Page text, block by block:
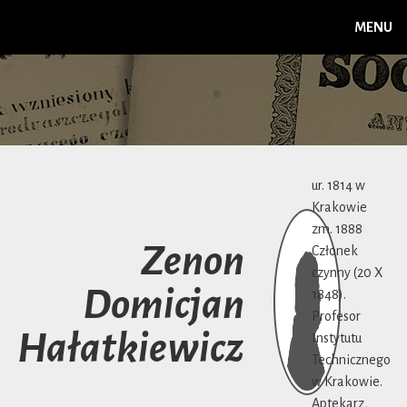
MENU
Zenon
Domicjan
Hałatkiewicz
ur. 1814 w
Krakowie
zm. 1888
Członek
czynny (20 X
1848).
Profesor
Instytutu
Technicznego
w Krakowie.
Aptekarz,